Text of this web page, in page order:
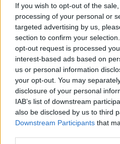
If you wish to opt-out of the
processing of your personal or
targeted advertising by us,
section to confirm your
opt-out request is processed
interest-based ads based on
us or personal information
your opt-out. You may
disclosure of your personal
IAB’s list of downstream
also be disclosed by us to third
Downstream Participants that
έλεγχο του σακχάρου
03:34
Το απολαυστικό βίντεο της
μητέρα της
02:51
Ο έρωτας θα
ζωδίων τον Αύγουστο
01:42
Καύσωνας στο γραφείο: Πόσο